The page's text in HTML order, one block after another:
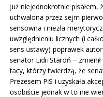
Już niejednokrotnie
uchwalona przez sejm
sensowna i niezła
uwzględnieniu licznych (i
sens ustawy) poprawek
senator Lidii Staroń –
tacy, którzy twierdzą, że
Prezesem PiS i uzyskała
osobiście jednak w to nie